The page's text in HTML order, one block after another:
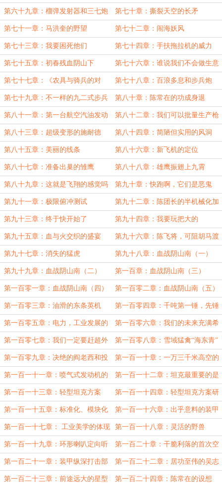
第六十九章：榴弹发射器和三七炮
管
第七十章：撕裂天空的长矛
第七十一章：马洪奎的野望 第七十二章：闹海妖风
第七十三章：我要困死他们 第七十四章：手扶拖拉机的威力
第七十五章：初春残血阴山下 第七十六章：谁说我们不会做生意
第七十七章：《农具与骑兵的对
决》
第七十八章：百浪多息和步兵炮
第七十九章：不一样的九二式步兵
炮
第八十章：陈常在的功成身退
第八十一章：第一台航空汽油发动
机
第八十二章：我们可以批量生产枪
炮管了
第八十三章：超级变形的施耐德 第八十四章：简陋但实用的风洞
第八十五章：美丽的线条 第八十六章：新飞机的定位
第八十七章：准备出巢的雏鹰 第八十八章：雄鹰振翅上九霄
第八十九章：这就是飞翔的感觉吗 第九十章：快跑啊，它们是恶鬼
第九十一章：极限俯冲测试 第九十二章：陈团长的半机械化加
强团
第九十三章：终于快开始了 第九十四章：我要玩把大的
第九十五章：血与火交织的盛宴 第九十六章：陈飞将，可阻胡马渡
阴山
第九十七章：消失的猛虎 第九十八章：血战阴山南（一）
第九十九章：血战阴山南（二） 第一百章：血战阴山南（三）
第一百零一章：血战阴山南（四） 第一百零二章：血战阴山南（五）
第一百零三章：油滑的东条英机 第一百零四章：千吨第一锤，先锤
火电站。
第一百零五章：电力，工业发展的
发动机
第一百零六章：我们的未来充满希
望
第一百零七章：我们一定要赶超外
国的技术水平
第一百零八章：雪域猛禽“海东青”
第一百零九章：决绝的阎老西和投
降的孔令煜
第一百一十章：一万三千米高空的
挑战
第一百一十一章：喷气式发动机的
基础
第一百一十二章：坦克最重要的是
什么？
第一百一十三章：轻型坦克方案 第一百一十四章：轻型坦克方案研
讨会
第一百一十五章：标准化、模块化 第一百一十六章：出乎意料的装甲
钢
第一百一十七章： 工业美学的体现 第一百一十八章：灵活的野兽
第一百一十九章：环形喇叭定向听
音器
第一百二十章：干脆利落的首次空
战
第一百二十一章：装甲纵深打击部
队
第一百二十二章：居功至伟的吴志
凯团队
第一百二十三章：前途远大的星型 第一百二十四章：陈常在的设想